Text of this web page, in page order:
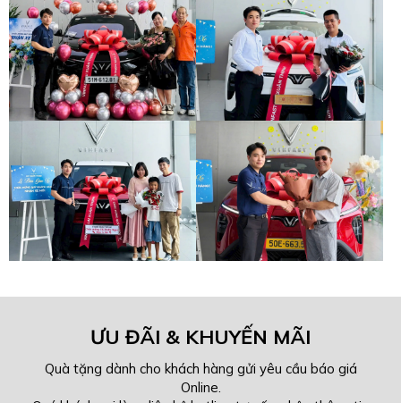
ƯU ĐÃI & KHUYẾN MÃI
Quà tặng dành cho khách hàng gửi yêu cầu báo giá
Online.